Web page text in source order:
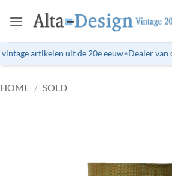
naar
artikelen uit de 20e eeuw•Dealer van
HOME / SOLD